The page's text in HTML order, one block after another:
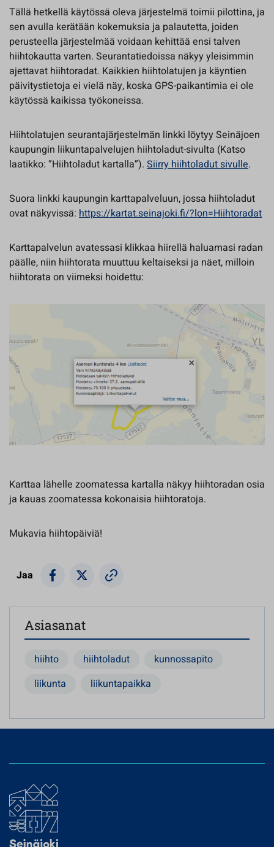
Tällä hetkellä käytössä oleva järjestelmä toimii pilottina, ja
sen avulla kerätään kokemuksia ja palautetta, joiden
perusteella järjestelmää voidaan kehittää ensi talven
hiihtokautta varten. Seurantatiedoissa näkyy yleisimmin
ajettavat hiihtoradat. Kaikkien hiihtolatujen ja käyntien
päivitystietoja ei vielä näy, koska GPS-paikantimia ei ole
käytössä kaikissa työkoneissa.
Hiihtolatujen seurantajärjestelmän linkki löytyy Seinäjoen
kaupungin liikuntapalvelujen hiihtoladut-sivulta (Katso
laatikko: ”Hiihtoladut kartalla”). Siirry hiihtoladut sivulle.
Suora linkki kaupungin karttapalveluun, jossa hiihtoladut
ovat näkyvissä: https://kartat.seinajoki.fi/?lon=Hiihtoradat
Karttapalvelun avatessasi klikkaa hiirellä haluamasi radan
päälle, niin hiihtorata muuttuu keltaiseksi ja näet, milloin
hiihtorata on viimeksi hoidettu:
Karttaa lähelle zoomatessa kartalla näkyy hiihtoradan osia
ja kauas zoomatessa kokonaisia hiihtoratoja.
Mukavia hiihtopäiviä!
Jaa
Asiasanat
hiihto hiihtoladut
kunnossapito
liikunta
liikuntapaikka